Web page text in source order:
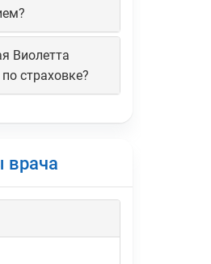
Виолетта
страховке?
врача